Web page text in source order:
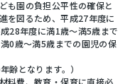
も園の負担公平性の確保と
を図るため、平成27年度に
28年度に満1歳～満5歳まで
0歳～満5歳までの園児の保
となります。）
料費、教育・保育に直接必